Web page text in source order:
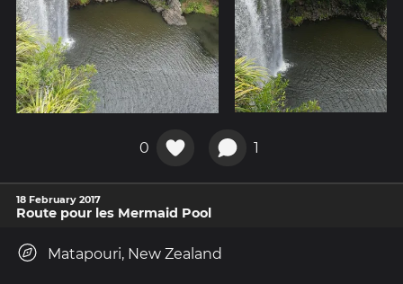
0 1
18 February 2017
Route pour les Mermaid Pool
Matapouri, New Zealand